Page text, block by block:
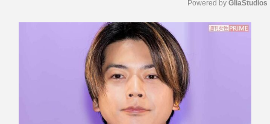
M
Powered by GliaStudios